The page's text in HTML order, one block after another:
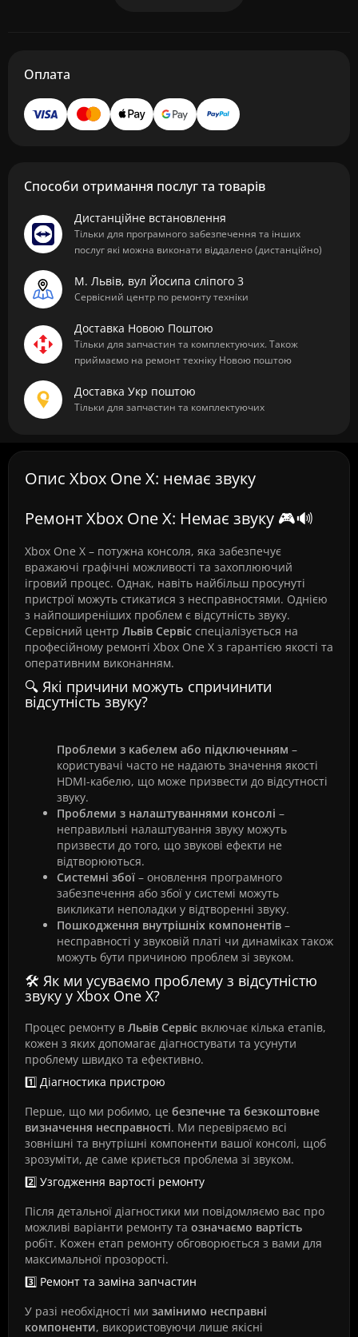
Оплата
Способи отримання послуг та товарів
Дистанційне встановлення
Тільки для програмного забезпечення та інших
послуг які можна виконати віддалено (дистанційно)
М. Львів, вул Йосипа сліпого 3
Сервісний центр по ремонту техніки
Доставка Новою Поштою
Тільки для запчастин та комплектуючих. Також
приймаємо на ремонт техніку Новою поштою
Доставка Укр поштою
Тільки для запчастин та комплектуючих
Опис Xbox One X: немає звуку
Ремонт Xbox One X: Немає звуку 🎮🔊
Xbox One X – потужна консоля, яка забезпечує
вражаючі графічні можливості та захоплюючий
ігровий процес. Однак, навіть найбільш просунуті
пристрої можуть стикатися з несправностями. Однією
з найпоширеніших проблем є відсутність звуку.
Сервісний центр Львів Сервіс спеціалізується на
професійному ремонті Xbox One X з гарантією якості та
оперативним виконанням.
🔍 Які причини можуть спричинити
відсутність звуку?
Проблеми з кабелем або підключенням –
користувачі часто не надають значення якості
HDMI-кабелю, що може призвести до відсутності
звуку.
Проблеми з налаштуваннями консолі –
неправильні налаштування звуку можуть
призвести до того, що звукові ефекти не
відтворюються.
Системні збої – оновлення програмного
забезпечення або збої у системі можуть
викликати неполадки у відтворенні звуку.
Пошкодження внутрішніх компонентів –
несправності у звуковій платі чи динаміках також
можуть бути причиною проблем зі звуком.
🛠️ Як ми усуваємо проблему з відсутністю
звуку у Xbox One X?
Процес ремонту в Львів Сервіс включає кілька етапів,
кожен з яких допомагає діагностувати та усунути
проблему швидко та ефективно.
1️⃣ Діагностика пристрою
Перше, що ми робимо, це безпечне та безкоштовне
визначення несправності. Ми перевіряємо всі
зовнішні та внутрішні компоненти вашої консолі, щоб
зрозуміти, де саме криється проблема зі звуком.
2️⃣ Узгодження вартості ремонту
Після детальної діагностики ми повідомляємо вас про
можливі варіанти ремонту та означаємо вартість
робіт. Кожен етап ремонту обговорюється з вами для
максимальної прозорості.
3️⃣ Ремонт та заміна запчастин
У разі необхідності ми замінимо несправні
компоненти, використовуючи лише якісні